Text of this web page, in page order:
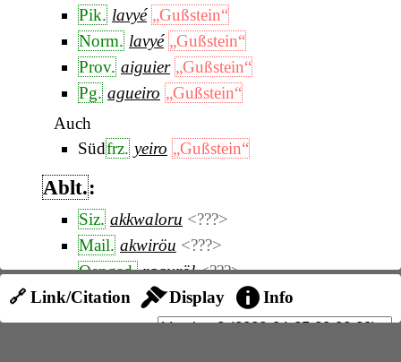
Pik. lavyé „Gußstein“
Norm. lavyé „Gußstein“
Prov. aiguier „Gußstein“
Pg. agueiro „Gußstein“
Auch
Südfrz. yeiro „Gußstein“
Ablt.:
Siz. akkwaloru <???>
Mail. akwiröu <???>
Oengad. raguröl <???>
Uengad.
avaröl <???>
Bergell. ogairöl <???> Salvioni, RIL.,
🔗 Link/Citation Display Info